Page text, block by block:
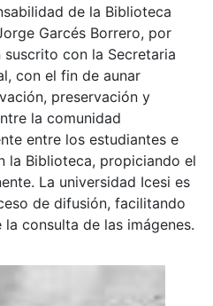
de la Biblioteca
Garcés Borrero, por
con la Secretaria
con el fin de aunar
preservación y
la comunidad
entre los estudiantes e
la Biblioteca, propiciando el
La universidad Icesi es
de difusión, facilitando
consulta de las imágenes.